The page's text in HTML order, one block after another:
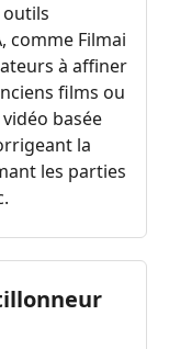
outils
comme Filmai
à affiner
films ou
basée
la
les parties